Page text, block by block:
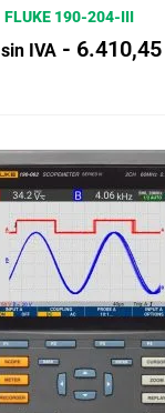
FLUKE 190-204-III
sin IVA- 6.410,45